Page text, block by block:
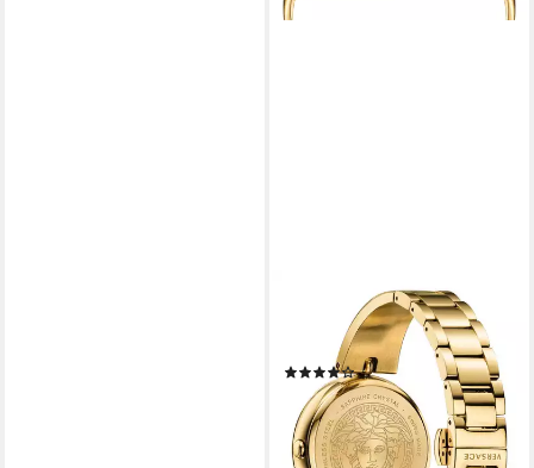
Schweizer Uhr Palazzo
Empire
(14)
799,00 € UVP1.410,00 €
-43%
lieferbar - in 2-3 Werktagen bei dir